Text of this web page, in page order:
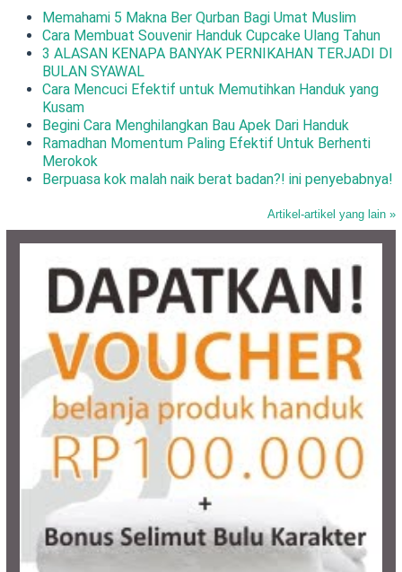
Memahami 5 Makna Ber Qurban Bagi Umat Muslim
Cara Membuat Souvenir Handuk Cupcake Ulang Tahun
3 ALASAN KENAPA BANYAK PERNIKAHAN TERJADI DI
BULAN SYAWAL
Cara Mencuci Efektif untuk Memutihkan Handuk yang
Kusam
Begini Cara Menghilangkan Bau Apek Dari Handuk
Ramadhan Momentum Paling Efektif Untuk Berhenti
Merokok
Berpuasa kok malah naik berat badan?! ini penyebabnya!
Artikel-artikel yang lain »